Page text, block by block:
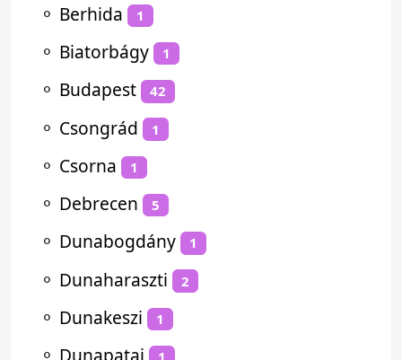
⚬ Berhida 1
⚬ Biatorbágy 1
⚬ Budapest 42
⚬ Csongrád 1
⚬ Csorna 1
⚬ Debrecen 5
⚬ Dunabogdány 1
⚬ Dunaharaszti 2
⚬ Dunakeszi 1
⚬ Dunapataj 1